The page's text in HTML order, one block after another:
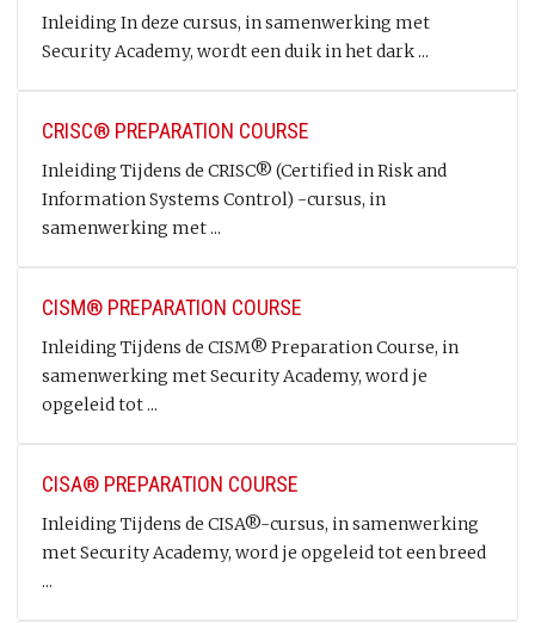
Inleiding In deze cursus, in samenwerking met
Security Academy, wordt een duik in het dark ...
CRISC® PREPARATION COURSE
Inleiding Tijdens de CRISC® (Certified in Risk and
Information Systems Control) -cursus, in
samenwerking met ...
CISM® PREPARATION COURSE
Inleiding Tijdens de CISM® Preparation Course, in
samenwerking met Security Academy, word je
opgeleid tot ...
CISA® PREPARATION COURSE
Inleiding Tijdens de CISA®-cursus, in samenwerking
met Security Academy, word je opgeleid tot een breed
...